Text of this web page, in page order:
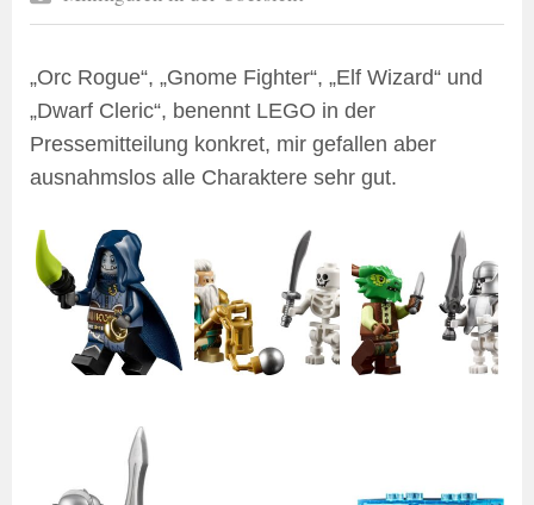
„Orc Rogue“, „Gnome Fighter“, „Elf Wizard“ und
„Dwarf Cleric“, benennt LEGO in der
Pressemitteilung konkret, mir gefallen aber
ausnahmslos alle Charaktere sehr gut.